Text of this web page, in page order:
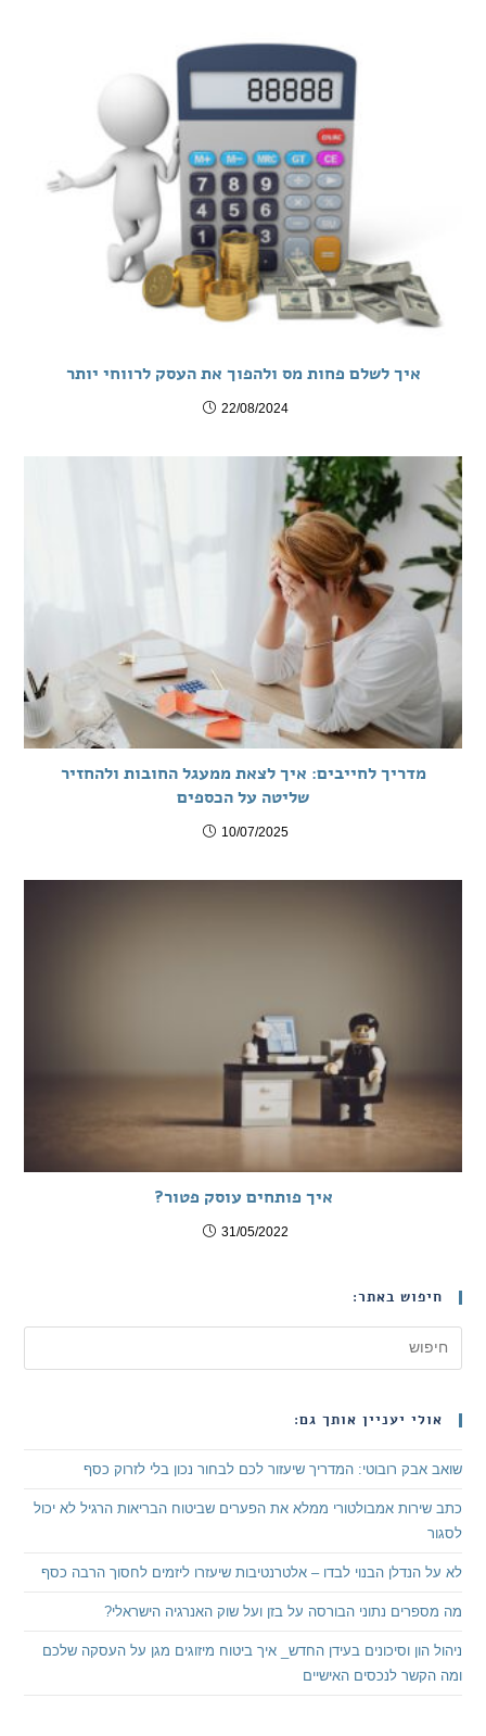
איך לשלם פחות מס ולהפוך את העסק לרווחי יותר
22/08/2024
מדריך לחייבים: איך לצאת ממעגל החובות ולהחזיר
שליטה על הכספים
10/07/2025
איך פותחים עוסק פטור?
31/05/2022
חיפוש באתר:
אולי יעניין אותך גם:
שואב אבק רובוטי: המדריך שיעזור לכם לבחור נכון בלי לזרוק כסף
כתב שירות אמבולטורי ממלא את הפערים שביטוח הבריאות הרגיל לא יכול
לסגור
לא על הנדלן הבנוי לבדו – אלטרנטיבות שיעזרו ליזמים לחסוך הרבה כסף
מה מספרים נתוני הבורסה על בזן ועל שוק האנרגיה הישראלי?
ניהול הון וסיכונים בעידן החדש_ איך ביטוח מיזוגים מגן על העסקה שלכם
ומה הקשר לנכסים האישיים